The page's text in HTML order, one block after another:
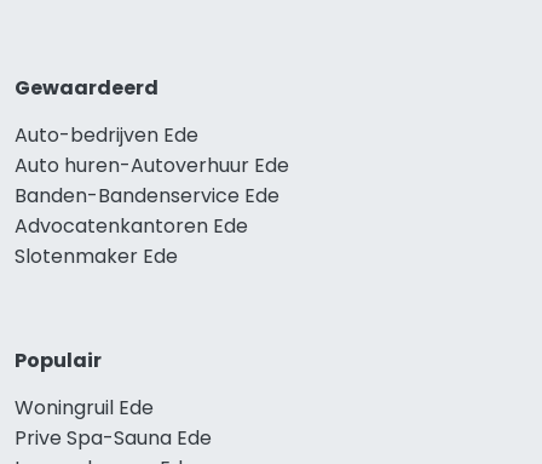
Gewaardeerd
Auto-bedrijven Ede
Auto huren-Autoverhuur Ede
Banden-Bandenservice Ede
Advocatenkantoren Ede
Slotenmaker Ede
Populair
Woningruil Ede
Prive Spa-Sauna Ede